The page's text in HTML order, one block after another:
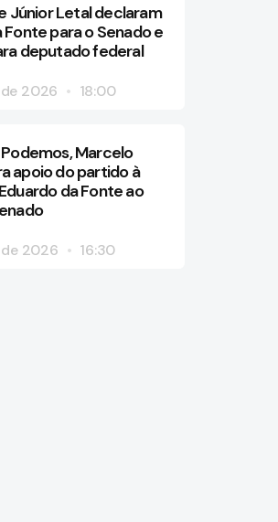
Júnior Letal declaram
para o Senado e
deputado federal
2026 18:00
Marcelo
apoio do partido à
da Fonte ao
2026 16:30